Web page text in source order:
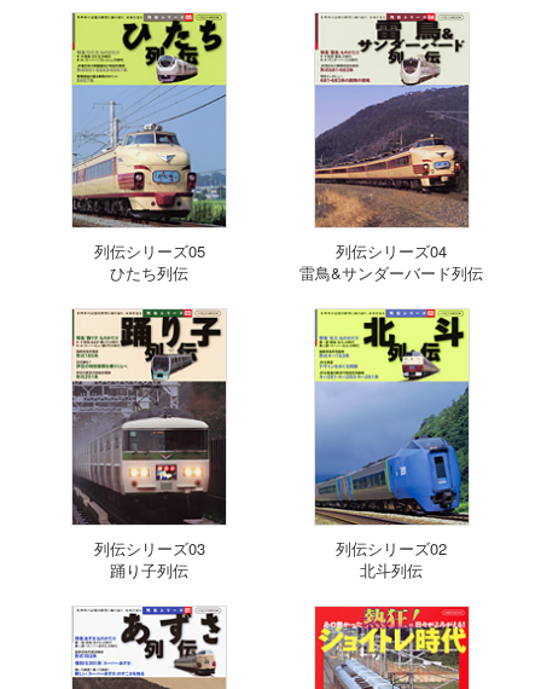
列伝シリーズ05
ひたち列伝
列伝シリーズ04
雷鳥&サンダーバード列伝
列伝シリーズ03
踊り子列伝
列伝シリーズ02
北斗列伝